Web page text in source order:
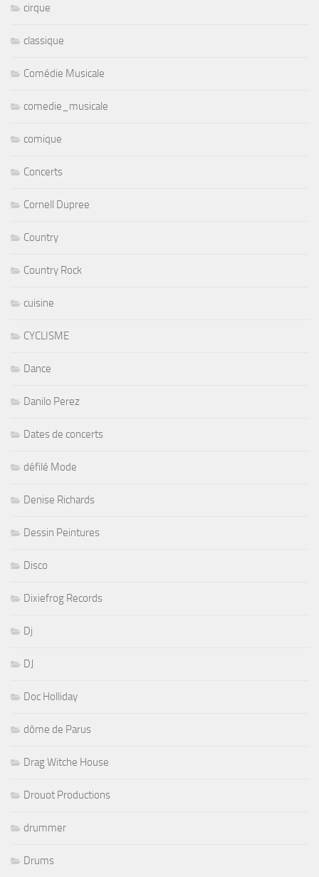
cirque
classique
Comédie Musicale
comedie_musicale
comique
Concerts
Cornell Dupree
Country
Country Rock
cuisine
CYCLISME
Dance
Danilo Perez
Dates de concerts
défilé Mode
Denise Richards
Dessin Peintures
Disco
Dixiefrog Records
Dj
DJ
Doc Holliday
dôme de Parus
Drag Witche House
Drouot Productions
drummer
Drums